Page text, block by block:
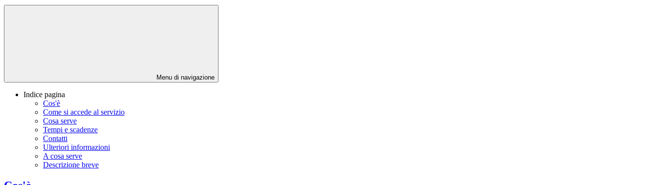
Menu di navigazione
Indice pagina
Cos'è
Come si accede al servizio
Cosa serve
Tempi e scadenze
Contatti
Ulteriori informazioni
A cosa serve
Descrizione breve